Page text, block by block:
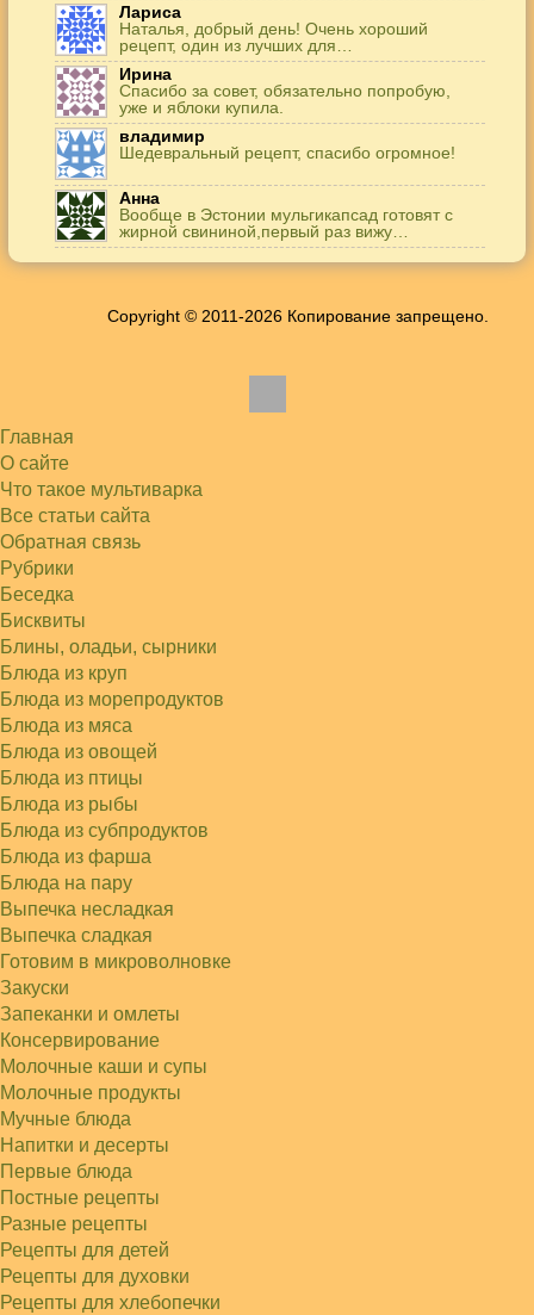
Лариса
Наталья, добрый день! Очень хороший
рецепт, один из лучших для…
Ирина
Спасибо за совет, обязательно попробую,
уже и яблоки купила.
владимир
Шедевральный рецепт, спасибо огромное!
Анна
Вообще в Эстонии мульгикапсад готовят с
жирной свининой,первый раз вижу…
Игорь
Жанна
и сырую курочку, и…
Света
Советую простой рецепт как готовили наши
бабушки, на 5 минут…
Copyright © 2011-2026 Копирование запрещено.
Главная
О сайте
Что такое мультиварка
Все статьи сайта
Обратная связь
Рубрики
Беседка
Бисквиты
Блины, оладьи, сырники
Блюда из круп
Блюда из морепродуктов
Блюда из мяса
Блюда из овощей
Блюда из птицы
Блюда из рыбы
Блюда из субпродуктов
Блюда из фарша
Блюда на пару
Выпечка несладкая
Выпечка сладкая
Готовим в микроволновке
Закуски
Запеканки и омлеты
Консервирование
Молочные каши и супы
Молочные продукты
Мучные блюда
Напитки и десерты
Первые блюда
Постные рецепты
Разные рецепты
Рецепты для детей
Рецепты для духовки
Рецепты для хлебопечки